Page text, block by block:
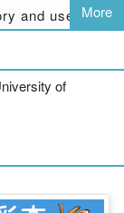
and use of
goes on to
to
of scientific
the courts.
discussed
fibres and
More
of